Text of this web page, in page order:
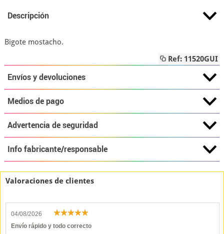
Descripción
Bigote mostacho.
Ref: 11520GUI
Envíos y devoluciones
Medios de pago
Advertencia de seguridad
Info fabricante/responsable
Valoraciones de clientes
04/08/2026
Envío rápido y todo correcto